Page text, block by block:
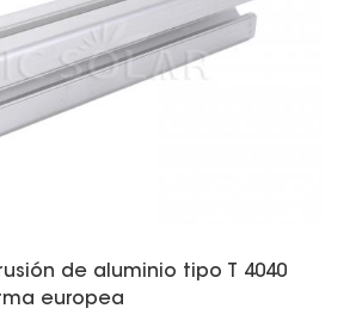
de aluminio tipo T 4040
europea